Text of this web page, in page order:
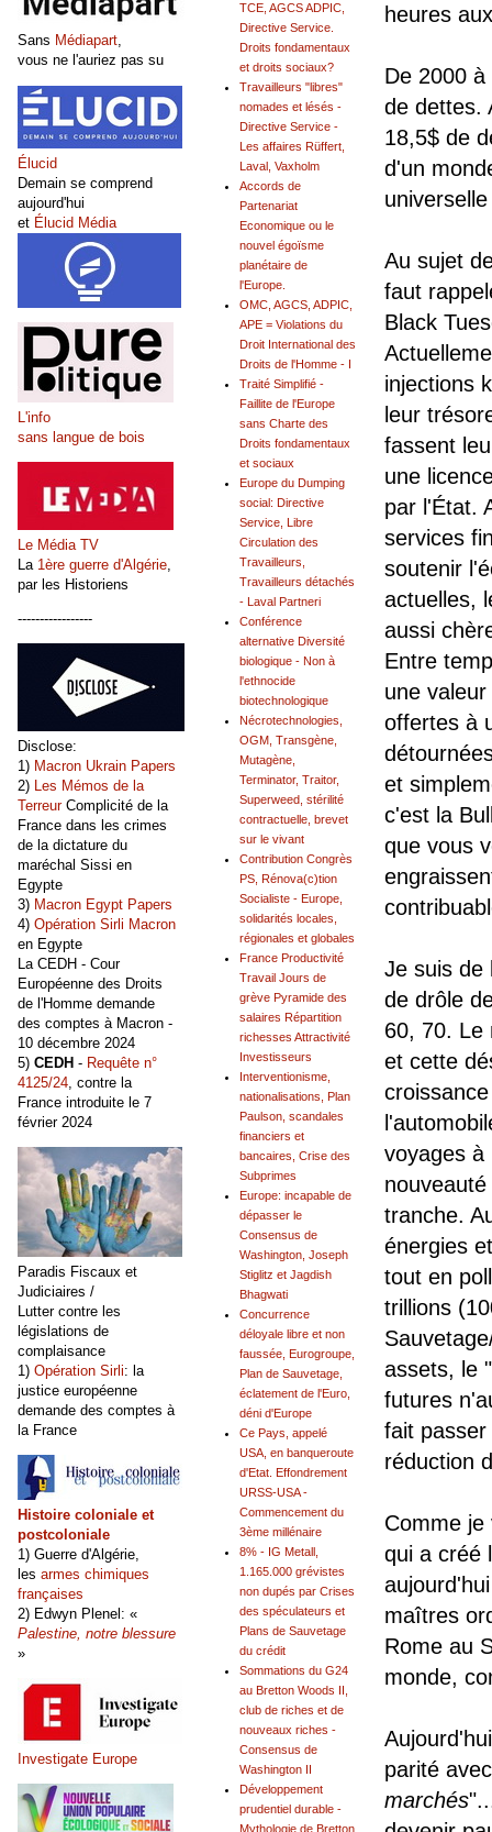
heures
De 2000
de dettes.
18,5$ de
d'un
Au sujet
faut
Black
injections
leur
fassent
une
par l'État.
services
soutenir
actuelles,
aussi
Entre
une
offertes à
et
c'est la
que vous
Je suis de
de drôle
60, 70. Le
et cette
voyages à
tranche.
énergies
tout en
trillions
assets, le
futures
fait
réduction
Comme je
qui a créé
maîtres
Rome au
monde,
parité
marchés
TCE, AGCS ADPIC,
Directive Service.
Droits fondamentaux
et droits sociaux?
Travailleurs "libres"
nomades et lésés -
Directive Service -
Les affaires Rüffert,
Laval, Vaxholm
Accords de
Partenariat
Economique ou le
nouvel égoïsme
planétaire de
l'Europe.
OMC, AGCS, ADPIC,
APE = Violations du
Droit International des
Droits de l'Homme - I
Traité Simplifié -
Faillite de l'Europe
sans Charte des
Droits fondamentaux
et sociaux
Europe du Dumping
social: Directive
Service, Libre
Circulation des
Travailleurs,
Travailleurs détachés
- Laval Partneri
Conférence
alternative Diversité
biologique - Non à
l'ethnocide
biotechnologique
Nécrotechnologies,
OGM, Transgène,
Mutagène,
Terminator, Traitor,
Superweed, stérilité
contractuelle, brevet
sur le vivant
Contribution Congrès
PS, Rénova(c)tion
Socialiste - Europe,
solidarités locales,
régionales et globales
France Productivité
Travail Jours de
grève Pyramide des
salaires Répartition
richesses Attractivité
Investisseurs
Interventionisme,
nationalisations, Plan
Paulson, scandales
financiers et
bancaires, Crise des
Subprimes
Europe: incapable de
dépasser le
Consensus de
Washington, Joseph
Stiglitz et Jagdish
Bhagwati
Concurrence
déloyale libre et non
faussée, Eurogroupe,
Plan de Sauvetage,
éclatement de l'Euro,
déni d'Europe
Ce Pays, appelé
USA, en banqueroute
d'Etat. Effondrement
URSS-USA -
Commencement du
3ème millénaire
8% - IG Metall,
1.165.000 grévistes
non dupés par Crises
des spéculateurs et
Plans de Sauvetage
du crédit
Sommations du G24
au Bretton Woods II,
club de riches et de
nouveaux riches -
Consensus de
Washington II
Développement
prudentiel durable -
Mythologie de Bretton
Sans Médiapart,
vous ne l'auriez pas su
Élucid
Demain se comprend
aujourd'hui
et Élucid Média
L'info
sans langue de bois
Le Média TV
La 1ère guerre d'Algérie
par les Historiens
-----------------
Disclose:
1) Macron Ukrain Papers
2) Les Mémos de la
TerreurComplicité de la
France dans les crimes
de la dictature du
maréchal Sissi en
Egypte
3) Macron Egypt Papers
4) Opération Sirli Macron
en Egypte
La CEDH - Cour
Européenne des Droits
de l'Homme demande
des comptes à Macron -
10 décembre 2024
5) CEDH - Requête n°
4125/24, contre la
France introduite le 7
février 2024
Paradis Fiscaux et
Judiciaires /
Lutter contre les
législations de
complaisance
1) Opération Sirli: la
justice européenne
demande des comptes à
la France
Histoire coloniale et
postcoloniale
1) Guerre d'Algérie,
les armes chimiques
françaises
2) Edwyn Plenel: «
Palestine, notre blessure
»
Investigate Europe